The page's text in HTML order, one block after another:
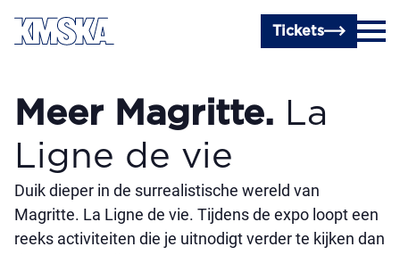
Ga naar hoofdinhoud
Tickets
Meer Magritte. La
Ligne de vie
Duik dieper in de surrealistische wereld van
Magritte. La Ligne de vie. Tijdens de expo loopt een
reeks activiteiten die je uitnodigt verder te kijken dan